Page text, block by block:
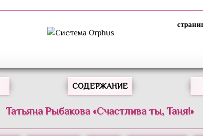
СОДЕРЖАНИЕ
Татьяна Рыбакова «Счастлива ты, Таня!»